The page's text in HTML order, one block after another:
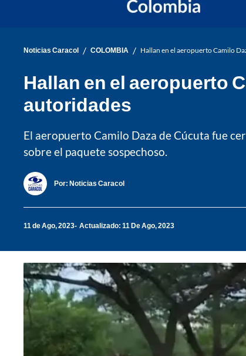
Noticias Caracol / COLOMBIA / Hallan en el aeropuerto Camilo
Hallan en el aeropuerto
autoridades
El aeropuerto Camilo Daza de Cúcuta fue
sobre el paquete sospechoso.
Por: Noticias Caracol
11 de Ago, 2023 Actualizado: 11 De Ago, 2023